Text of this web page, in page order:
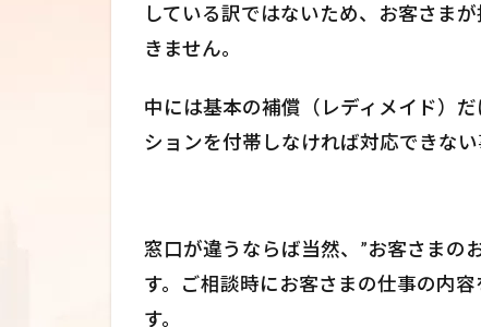
している訳ではないため、お客さま
きません。
中には基本の補償（レディメイド）
ションを付帯しなければ対応できない
窓口が違うならば当然、”お客さまの
す。ご相談時にお客さまの仕事の内
す。